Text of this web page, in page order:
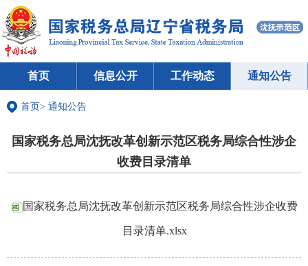
首页 信息公开 工作动态 通知公告
首页> 通知公告
国家税务总局沈抚改革创新示范区税务局综合性涉企
收费目录清单
国家税务总局沈抚改革创新示范区税务局综合性涉企收费
目录清单.xlsx